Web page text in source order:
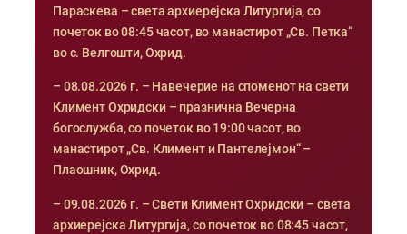
Параскева – света архиерејска Литургија, со
почеток во 08:45 часот, во манастирот „Св. Петка“
во с. Велгошти, Охрид.
– 08.08.2026 г. – Навечерие на споменот на свети
Климент Охридски – празнична Вечерна
богослужба, со почеток во 19:00 часот, во
манастирот „Св. Климент и Пантелејмон“ –
Плаошник, Охрид.
– 09.08.2026 г. – Свети Климент Охридски – света
архиерејска Литургија, со почеток во 08:45 часот,